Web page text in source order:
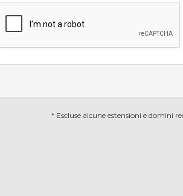
* Escluse alcune estensioni e domini